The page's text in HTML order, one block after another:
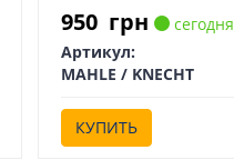
950 грн
сегодня
Артикул:
MAHLE / KNECHT
КУПИТЬ